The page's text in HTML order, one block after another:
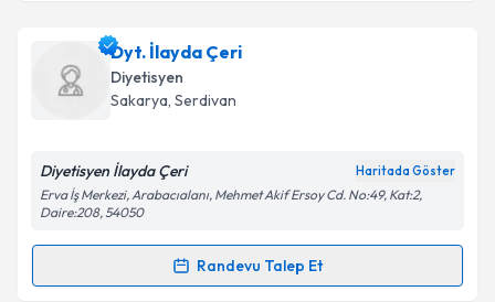
Takvim Talebini Gönder
Dyt. İlayda Özsoyiçin randevu takvimi talebi
oluşturun. Size bu uzmandan randevu almanız için bir
takvim hazırlandığında e-posta ile bilgilendireceğiz.
Kişisel verilerimin işlenmesine ilişkinAydınlatma
'ni okudum ve kişisel verilerimin belirtilen
kapsamda işlenmesini kabul ediyorum.
Dyt. İlayda Çeri
Diyetisyen
Sakarya, Serdivan
Diyetisyen İlayda Çeri Haritada Göster
Erva İş Merkezi, Arabacıalanı, Mehmet Akif Ersoy Cd. No:49, Kat:2,
Daire:208, 54050
Randevu Talep Et
Randevu Takvimi Talebi